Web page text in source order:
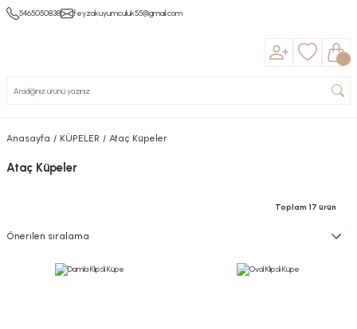
5465050838 feyzakuyumculuk55@gmail.com
Anasayfa KÜPELER Ataç Küpeler
Ataç Küpeler
Toplam 17 ürün